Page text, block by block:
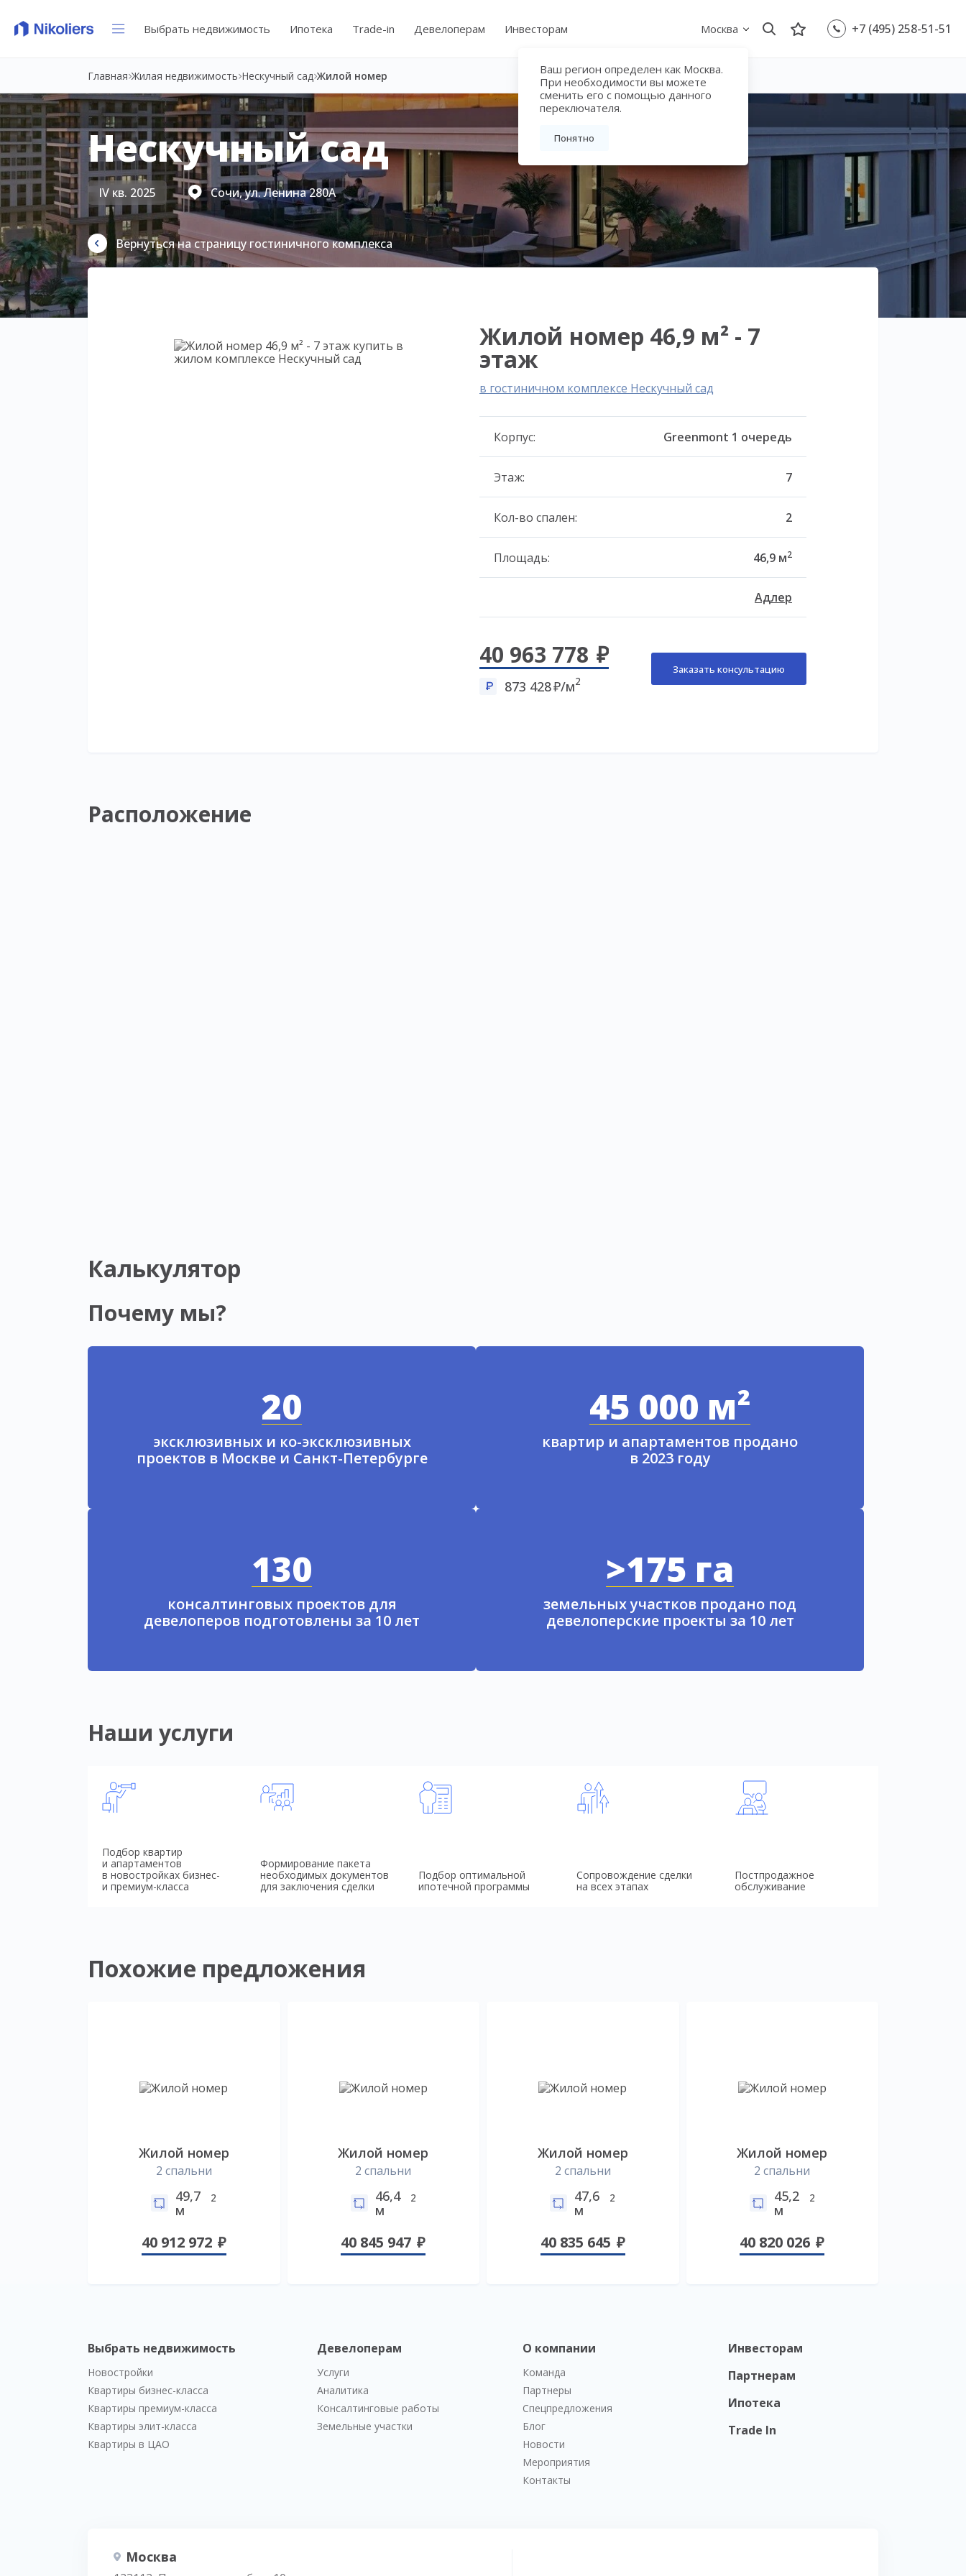
Выбрать недвижимость Ипотека Trade-in Девелоперам Инвесторам Москва
Ваш регион определен как Москва.
При необходимости вы можете
сменить его с помощью данного
переключателя.
Понятно
+7 (495) 258-51-51
Главная Жилая недвижимость Нескучный сад Жилой номер
Нескучный сад
IV кв. 2025 Сочи, ул. Ленина 280А
Вернуться на страницу гостиничного комплекса
Жилой номер 46,9 м² - 7
этаж
в гостиничном комплексе Нескучный сад
Корпус: Greenmont 1 очередь
Этаж: 7
Кол-во спален: 2
Площадь: 46,9 м2
Адлер
40 963 778
873 428 /м2
Заказать консультацию
Расположение
Калькулятор
Почему мы?
20
эксклюзивных и ко-эксклюзивных
проектов в Москве и Санкт-Петербурге
45 000 м²
квартир и апартаментов продано
в 2023 году
130
консалтинговых проектов для
девелоперов подготовлены за 10 лет
>175 га
земельных участков продано под
девелоперские проекты за 10 лет
Наши услуги
Подбор квартир
и апартаментов
в новостройках бизнес-
и премиум-класса
Формирование пакета
необходимых документов
для заключения сделки
Подбор оптимальной
ипотечной программы
Сопровождение сделки
на всех этапах
Постпродажное
обслуживание
Похожие предложения
Жилой номер
2 спальни
49,7
м
2
40 912 972
Жилой номер
2 спальни
46,4
м
2
40 845 947
Жилой номер
2 спальни
47,6
м
2
40 835 645
Жилой номер
2 спальни
45,2
м
2
40 820 026
Выбрать недвижимость
Новостройки
Квартиры бизнес-класса
Квартиры премиум-класса
Квартиры элит-класса
Квартиры в ЦАО
Девелоперам
Услуги
Аналитика
Консалтинговые работы
Земельные участки
О компании
Команда
Партнеры
Спецпредложения
Блог
Новости
Мероприятия
Контакты
Инвесторам
Партнерам
Ипотека
Trade In
Москва